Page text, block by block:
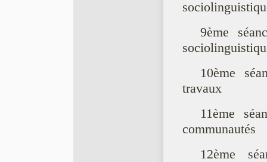
9ème
10ème
travaux
11ème
communautés
12ème